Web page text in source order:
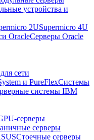
устройства и
2USupermicro 4U
OracleСерверы Oracle
сети
и PureFlexСистемы
системы IBM
серверы
серверы
Стоечные серверы